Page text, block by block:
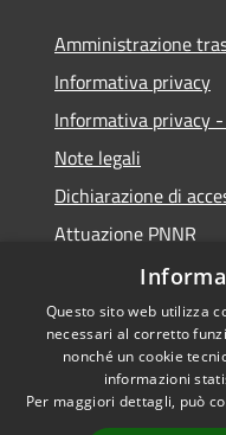
Amministrazione
Informativa privacy
Informativa privacy
Note legali
Dichiarazione di
Attuazione PNNR
Whistleblowing
RSS
Accessibilità
Questo sito web utilizza
necessari al corretto
nonché un cookie
informazioni
Per maggiori dettagli, può